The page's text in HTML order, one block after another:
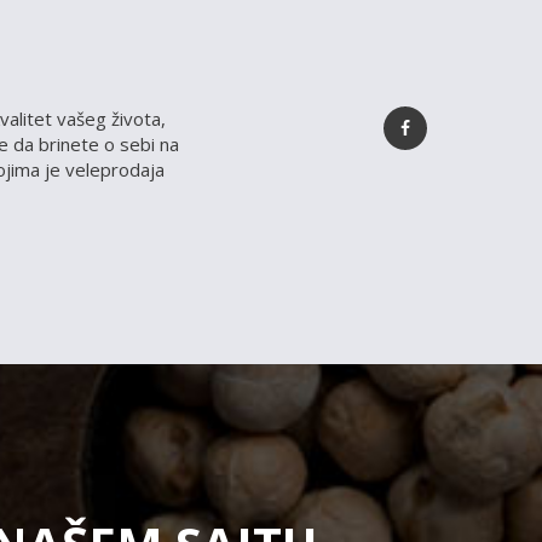
vašeg života,
da brinete o sebi na
je veleprodaja